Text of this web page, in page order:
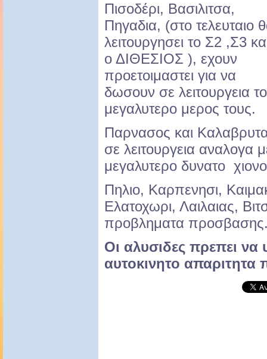
Πισοδέρι, Βασιλιτσα,
Πηγαδια, (στο τελευταιο
λειτουργησει το Σ2 ,Σ3
ο ΔΙΘΕΣΙΟΣ ), εχουν
προετοιμαστει για να
δωσουν σε λειτουργεια το
μεγαλυτερο μερος τους.
Παρνασος και
σε λειτουργεια αναλογα
μεγαλυτερο δυνατο
Πηλιο, Καρπενησι,
Ελατοχωρι, Λαιλαιας,
προβληματα
Οι αλυσιδες πρεπει
αυτοκινητο